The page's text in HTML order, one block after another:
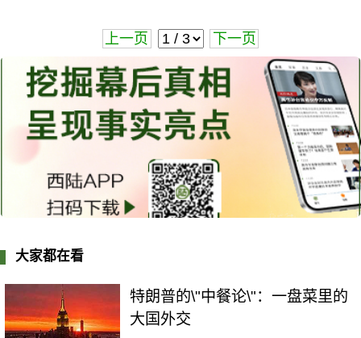
上一页 下一页
大家都在看
特朗普的\"中餐论\"：一盘菜里的
大国外交